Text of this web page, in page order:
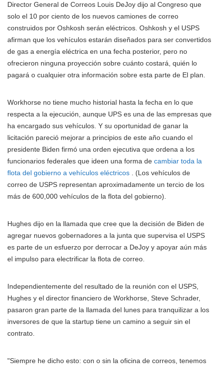
Director General de Correos Louis DeJoy dijo al Congreso que
solo el 10 por ciento de los nuevos camiones de correo
construidos por Oshkosh serán eléctricos. Oshkosh y el USPS
afirman que los vehículos estarán diseñados para ser convertidos
de gas a energía eléctrica en una fecha posterior, pero no
ofrecieron ninguna proyección sobre cuánto costará, quién lo
pagará o cualquier otra información sobre esta parte de El plan.
Workhorse no tiene mucho historial hasta la fecha en lo que
respecta a la ejecución, aunque UPS es una de las empresas que
ha encargado sus vehículos. Y su oportunidad de ganar la
licitación pareció mejorar a principios de este año cuando el
presidente Biden firmó una orden ejecutiva que ordena a los
funcionarios federales que ideen una forma de cambiar toda la
flota del gobierno a vehículos eléctricos . (Los vehículos de
correo de USPS representan aproximadamente un tercio de los
más de 600,000 vehículos de la flota del gobierno).
Hughes dijo en la llamada que cree que la decisión de Biden de
agregar nuevos gobernadores a la junta que supervisa el USPS
es parte de un esfuerzo por derrocar a DeJoy y apoyar aún más
el impulso para electrificar la flota de correo.
Independientemente del resultado de la reunión con el USPS,
Hughes y el director financiero de Workhorse, Steve Schrader,
pasaron gran parte de la llamada del lunes para tranquilizar a los
inversores de que la startup tiene un camino a seguir sin el
contrato.
"Siempre he dicho esto: con o sin la oficina de correos, tenemos